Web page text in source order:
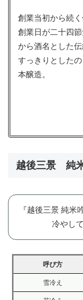
創業当初から続
創業日が二十四
から酒名とした伝
すっきりとした
本醸造。
越後三景 純
『越後三景 純米
冷やし
呼び方
雪冷え